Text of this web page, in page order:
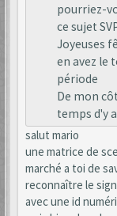
pourriez-
ce sujet
Joyeuses
en avez le
période
De mon
temps d'y
salut mario
une matrice de
marché a toi de
reconnaître le
avec une id